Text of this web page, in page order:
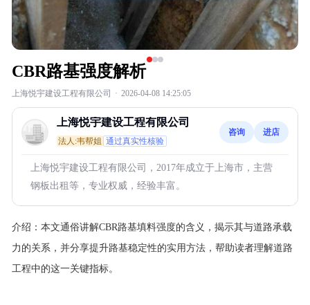
CBR路基强度解析
上海悦宇建设工程有限公司 · 2026-04-08 14:25:05
上海悦宇建设工程有限公司
法人:韦帮姐 通过真实性核验
咨询 进店
上海悦宇建设工程有限公司，2017年成立于上海市，主营
钢板出租等，专业权威，经验丰富。
介绍： 本文通俗讲解CBR路基填料强度的含义，揭示其与道路承载
力的关系，并分享提升路基稳定性的实用方法，帮助读者理解道路
工程中的这一关键指标。